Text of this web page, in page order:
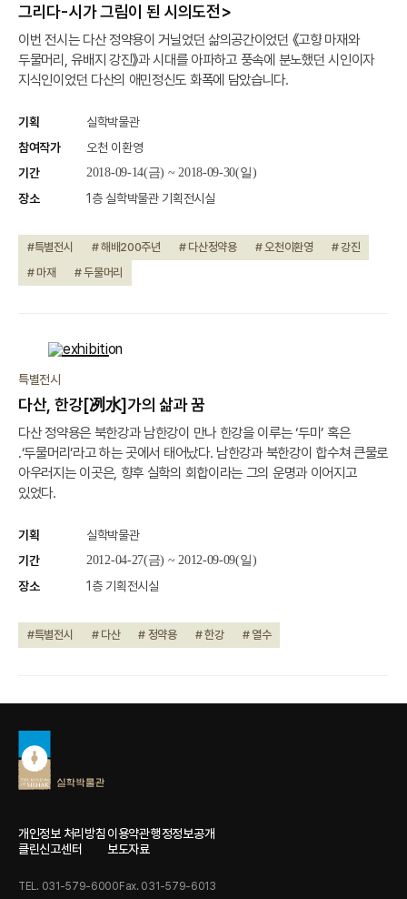
그리다-시가 그림이 된 시의도전>
이번 전시는 다산 정약용이 거닐었던 삶의공간이었던 《고향 마재와
두물머리, 유배지 강진》과 시대를 아파하고 풍속에 분노했던 시인이자
지식인이었던 다산의 애민정신도 화폭에 담았습니다.
기획
실학박물관
참여작가
오천 이환영
기간
2018-09-14(금) ~ 2018-09-30(일)
장소 1층 실학박물관 기획전시실
#특별전시 # 해배200주년 # 다산정약용 # 오천이환영
# 강진
# 마재
# 두물머리
특별전시
다산, 한강[冽水]가의 삶과 꿈
다산 정약용은 북한강과 남한강이 만나 한강을 이루는 ‘두미’ 혹은
․‘두물머리’라고 하는 곳에서 태어났다. 남한강과 북한강이 합수쳐 큰물로
아우러지는 이곳은, 향후 실학의 회합이라는 그의 운명과 이어지고
있었다.
기획
실학박물관
기간
2012-04-27(금) ~ 2012-09-09(일)
장소 1층 기획전시실
#특별전시 # 다산 # 정약용 # 한강 # 열수
개인정보 처리방침이용약관행정정보공개
클린신고센터
보도자료
TEL. 031-579-6000Fax. 031-579-6013